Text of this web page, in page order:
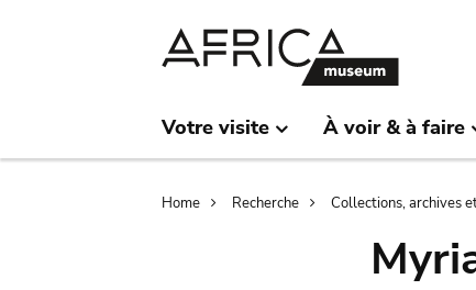
Votre visite À voir & à faire
Breadcrumb
Home Recherche Collections, archives